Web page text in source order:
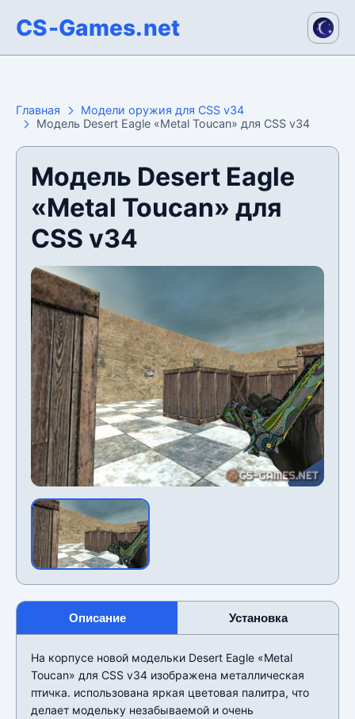
CS-Games.net
Главная
Модели оружия для CSS v34
Модель Desert Eagle «Metal Toucan» для CSS v34
Модель Desert Eagle
«Metal Toucan» для
CSS v34
Описание Установка
На корпусе новой модельки Desert Eagle «Metal
Toucan» для CSS v34 изображена металлическая
птичка. использована яркая цветовая палитра, что
делает модельку незабываемой и очень